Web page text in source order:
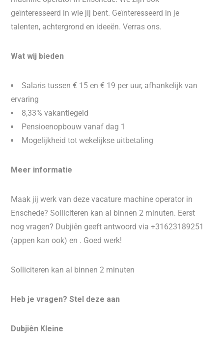
geïnteresseerd in wie jij bent. Geïnteresseerd in je
talenten, achtergrond en ideeën. Verras ons.
Wat wij bieden
Salaris tussen € 15 en € 19 per uur, afhankelijk van
ervaring
8,33% vakantiegeld
Pensioenopbouw vanaf dag 1
Mogelijkheid tot wekelijkse uitbetaling
Meer informatie
Maak jij werk van deze vacature machine operator in
Enschede? Solliciteren kan al binnen 2 minuten. Eerst
nog vragen? Dubjiên geeft antwoord via +31623189251
(appen kan ook) en . Goed werk!
Solliciteren kan al binnen 2 minuten
Heb je vragen? Stel deze aan
Dubjiên Kleine